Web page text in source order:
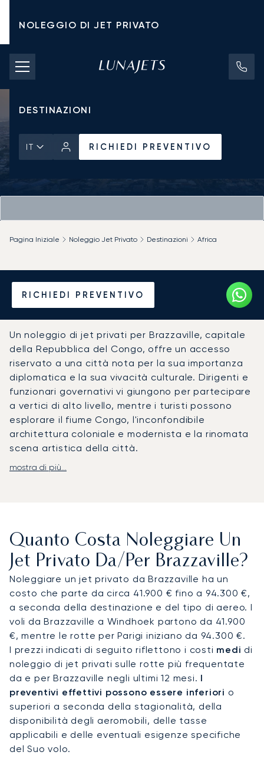
NOLEGGIO DI JET PRIVATO
TARIFFE DI NOLEGGIO
JET PRIVATI
DESTINAZIONI
IT RICHIEDI PREVENTIVO
RICHIEDI PREVENTIVO
Pagina Iniziale Noleggio Jet Privato Destinazioni Africa
Noleggia un Jet Privato da
o per Brazzaville
Un noleggio di jet privati per Brazzaville, capitale
della Repubblica del Congo, offre un accesso
riservato a una città nota per la sua importanza
diplomatica e la sua vivacità culturale. Dirigenti e
funzionari governativi vi giungono per partecipare
a vertici di alto livello, mentre i turisti possono
esplorare il fiume Congo, l'inconfondibile
architettura coloniale e modernista e la rinomata
scena artistica della città.
LunaJets organizza voli su misura per l'Aeroporto
che collegano direttamente ad ambasciate, hotel
di lusso e luoghi di interesse culturale. Chi viaggia
per affari apprezzerà la vicinanza al Palais des
Congrès e alle istituzioni governative, mentre i
turisti potranno godersi crociere sul fiume, le
mostre della Scuola di Pittura Poto-Poto ed
esperienze guidate nel cuore dell'Africa Centrale.
Con due decenni di esperienza, LunaJets è stato
il primo broker europeo di jet privati a ricevere la
certificazione Argus®, a testimonianza dei
rigorosi standard di sicurezza e dell'eccellenza del
servizio. A Brazzaville, questa competenza offre
un accesso affidabile ai dirigenti che si muovono
tra le reti politiche e aziendali, oltre a viaggi su
misura per i clienti che cercano un'immersione
mostra di più...
Quanto Costa Noleggiare Un
Jet Privato Da/per Brazzaville?
Noleggiare un jet privato da Brazzaville ha un
costo che parte da circa 41.900 € fino a 94.300 €,
a seconda della destinazione e del tipo di aereo. I
voli da Brazzaville a Windhoek partono da 41.900
€, mentre le rotte per Parigi iniziano da 94.300 €.
I prezzi indicati di seguito riflettono i costi medi di
noleggio di jet privati sulle rotte più frequentate
da e per Brazzaville negli ultimi 12 mesi. I
preventivi effettivi possono essere inferiori o
superiori a seconda della stagionalità, della
disponibilità degli aeromobili, delle tasse
applicabili e delle eventuali esigenze specifiche
del Suo volo.